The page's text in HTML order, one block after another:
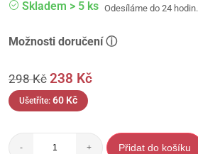
Skladem > 5 ks Odesíláme do 24 hodin.
Možnosti doručení ⓘ
298Kč 238 Kč
Ušetříte: 60 Kč
- + Přidat do košíku